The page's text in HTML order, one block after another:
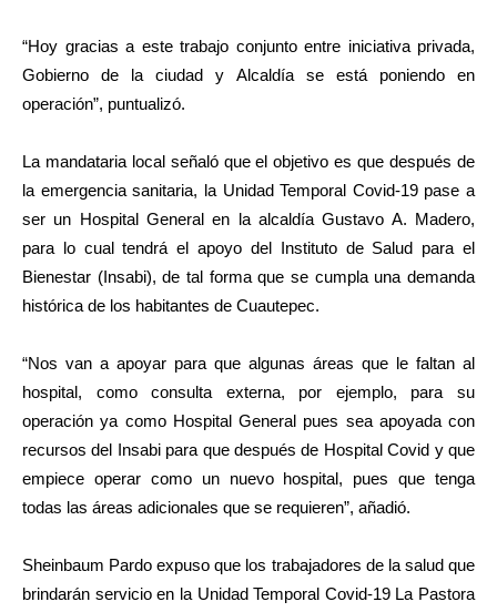
“Hoy gracias a este trabajo conjunto entre iniciativa privada,
Gobierno de la ciudad y Alcaldía se está poniendo en
operación”, puntualizó.
La mandataria local señaló que el objetivo es que después de
la emergencia sanitaria, la Unidad Temporal Covid-19 pase a
ser un Hospital General en la alcaldía Gustavo A. Madero,
para lo cual tendrá el apoyo del Instituto de Salud para el
Bienestar (Insabi), de tal forma que se cumpla una demanda
histórica de los habitantes de Cuautepec.
“Nos van a apoyar para que algunas áreas que le faltan al
hospital, como consulta externa, por ejemplo, para su
operación ya como Hospital General pues sea apoyada con
recursos del Insabi para que después de Hospital Covid y que
empiece operar como un nuevo hospital, pues que tenga
todas las áreas adicionales que se requieren”, añadió.
Sheinbaum Pardo expuso que los trabajadores de la salud que
brindarán servicio en la Unidad Temporal Covid-19 La Pastora